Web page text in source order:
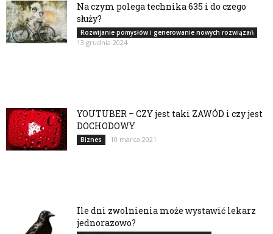
Na czym polega technika 635 i do czego
służy?
Rozwijanie pomysłów i generowanie nowych rozwiązań
13 grudnia 2024
YOUTUBER – CZY jest taki ZAWÓD i czy jest
DOCHODOWY
Biznes 10 marca 2021
Ile dni zwolnienia może wystawić lekarz
jednorazowo?